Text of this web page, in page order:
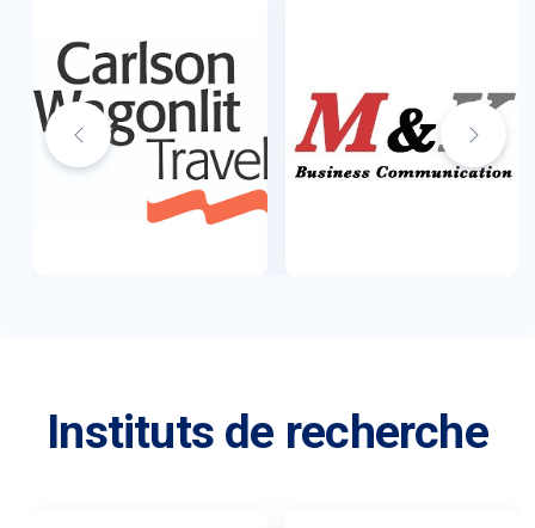
Instituts de recherche